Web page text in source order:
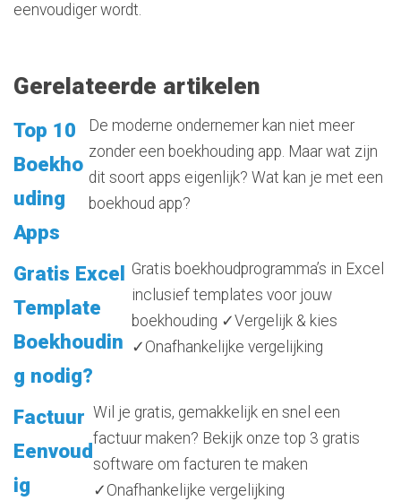
eenvoudiger wordt.
Gerelateerde artikelen
Top 10
Boekho
uding
Apps
De moderne ondernemer kan niet meer
zonder een boekhouding app. Maar wat zijn
dit soort apps eigenlijk? Wat kan je met een
boekhoud app?
Gratis Excel
Template
Boekhoudin
g nodig?
Gratis boekhoudprogramma’s in Excel
inclusief templates voor jouw
boekhouding ✓Vergelijk & kies
✓Onafhankelijke vergelijking
Factuur
Eenvoud
ig
Wil je gratis, gemakkelijk en snel een
factuur maken? Bekijk onze top 3 gratis
software om facturen te maken
✓Onafhankelijke vergelijking